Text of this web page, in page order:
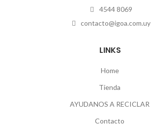
4544 8069
contacto@igoa.com.uy
LINKS
Home
Tienda
AYUDANOS A RECICLAR
Contacto